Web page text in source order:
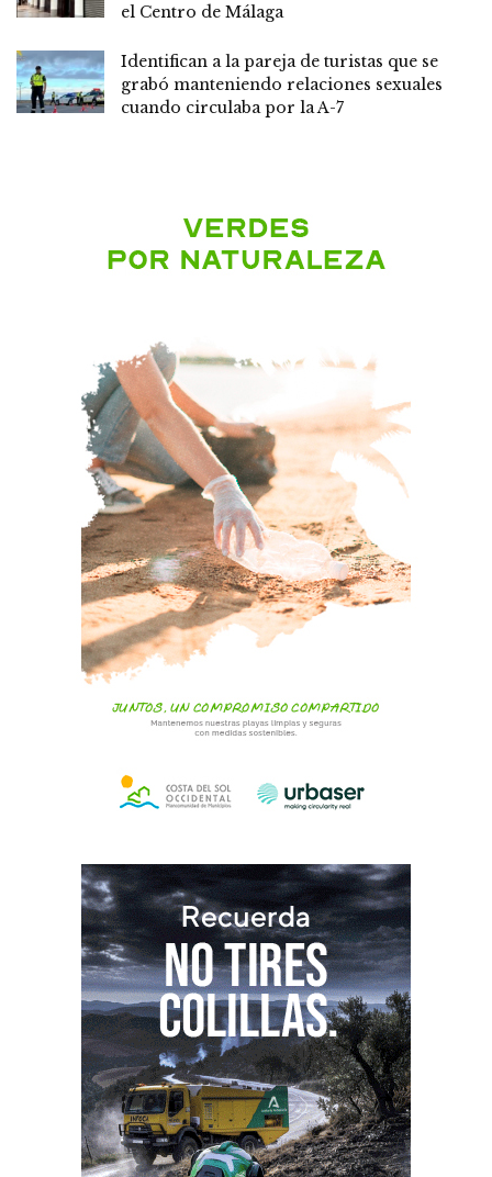
el Centro de Málaga
Identifican a la pareja de turistas que se
grabó manteniendo relaciones sexuales
cuando circulaba por la A-7